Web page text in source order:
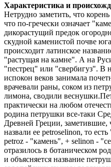
Характеристика и
Нетрудно заметить, что
что по-гречески означает
дикорастущий предок
скудной каменистой почве
происходит латинское
"растущая на камне". А на
"пестрец" или "свербигуз". В
испокон веков занимала
врачевали раны, соком из
лимона, сводили
практически на любом
родина петрушки все-таки
Древней Греции, заметившие,
назвали ее petroselinon, то
реtroz - "камень", + selinon -
отразилось в ботаническом
и объясняется название